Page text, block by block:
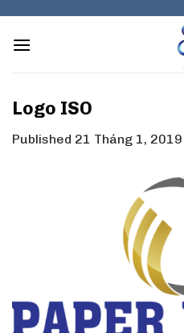
content
Logo ISO
Published 21 Tháng 1, 2019